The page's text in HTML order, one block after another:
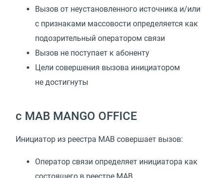
Вызов от неустановленного источника и/или
с признаками массовости определяется как
подозрительный оператором связи
Вызов не поступает к абоненту
Цели совершения вызова инициатором
не достигнуты
с МАВ MANGO OFFICE
Инициатор из реестра МАВ совершает вызов:
Оператор связи определяет инициатора как